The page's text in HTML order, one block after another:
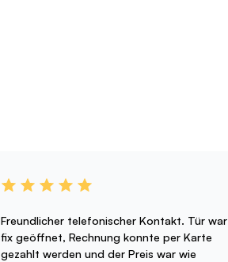
Freundlicher telefonischer Kontakt. Tür war
fix geöffnet, Rechnung konnte per Karte
gezahlt werden und der Preis war wie